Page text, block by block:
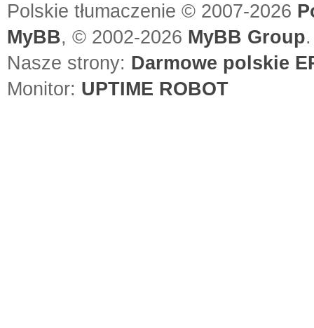
Polskie tłumaczenie © 2007-2026
MyBB, © 2002-2026 MyBB Group.
Nasze strony: Darmowe polskie
Monitor: UPTIME ROBOT